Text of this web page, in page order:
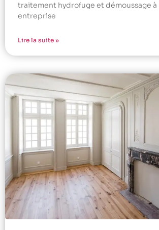
traitement hydrofuge et démoussage à
entreprise
Lire la suite »